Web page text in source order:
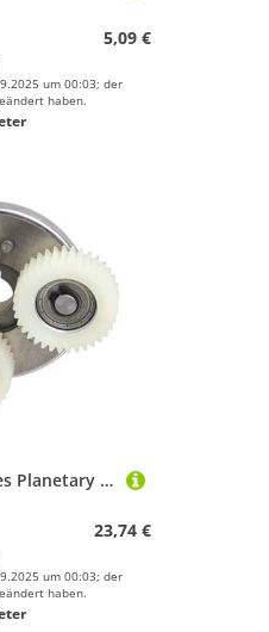
5,09 €
um 00:03; der
haben.
Wegiwuca Obliques Planetary Zahnrad Mit Elektrofahrrad Nylons Zahnrad Zahnräder Für Motorradteil
23,74 €
um 00:03; der
haben.